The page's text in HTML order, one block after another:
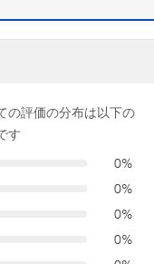
の評価の分布は以下の
す
0%
0%
0%
0%